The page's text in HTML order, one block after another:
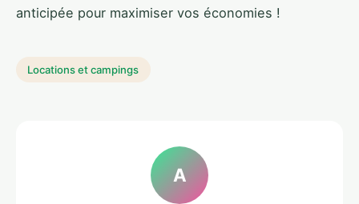
anticipée pour maximiser vos économies !
Locations et campings
A